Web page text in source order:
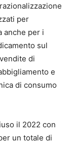
per
anche per i
sul
di
e
di consumo
il 2022 con
un totale di